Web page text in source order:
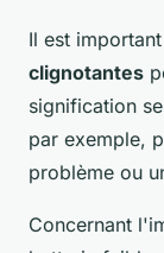
Il est
clignotantes
signification
par exemple,
problème ou
Concernant